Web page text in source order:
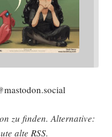
zu fin­den. Alter­na­ti­ve:
alte RSS.